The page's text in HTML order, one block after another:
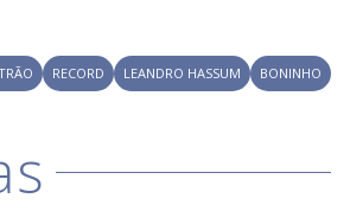
RECORD LEANDRO HASSUM BONINHO